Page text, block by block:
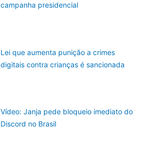
campanha presidencial
Lei que aumenta punição a crimes
digitais contra crianças é sancionada
Vídeo: Janja pede bloqueio imediato do
Discord no Brasil